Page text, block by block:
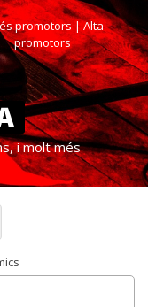
promotors| Alta
promotors
i molt més